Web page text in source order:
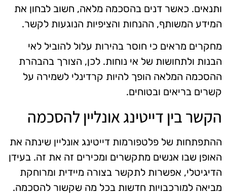
ותנאים. כאשר דנים בהסכמה מלאה, חשוב לבחון את
המידע המשותף, ההנחות והציפיות הנוגעות לקשר.
מחקרים מראים כי חוסר בהירות עלול להוביל לאי
הבנות ולתחושות של אי נוחות. לכן, הצורך בהבהרת
ההסכמה המלאה הופך להיות קרדינלי לשמירה על
קשרים בריאים ובטוחים.
הקשר בין דייטינג אונליין להסכמה
ההתפתחות של פלטפורמות דייטינג אונליין שינתה את
האופן שבו אנשים מתקשרים ומכירים זה את זה. בעידן
הדיגיטלי, אפשרות לתקשר בצורה מיידית ומרוחקת
מביאה למורכבויות חדשות בכל מה שקשור להסכמה.